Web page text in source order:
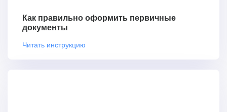
Как правильно оформить первичные
документы
Читать инструкцию